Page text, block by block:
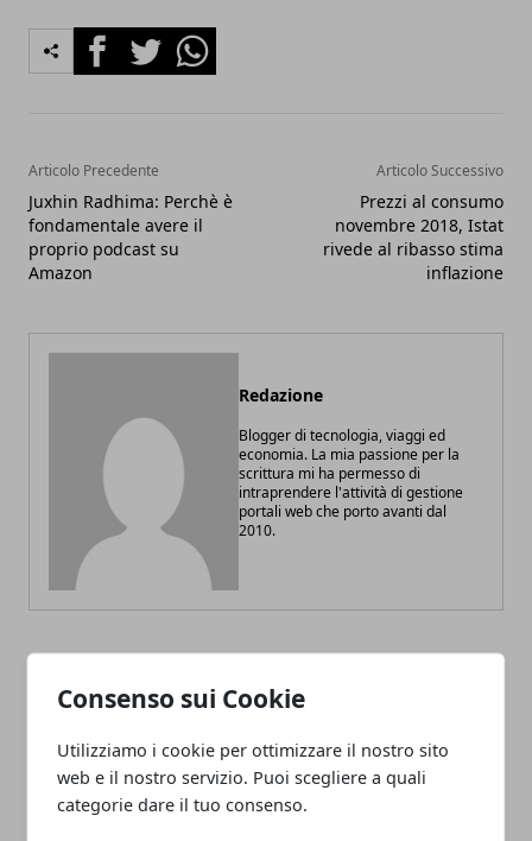
Consenso sui Cookie
Utilizziamo i cookie per ottimizzare il nostro sito
web e il nostro servizio. Puoi scegliere a quali
categorie dare il tuo consenso.
FacebookTwitterWhatsapp
Articolo Precedente
Juxhin Radhima: Perchè è
fondamentale avere il
proprio podcast su
Amazon
Articolo Successivo
Prezzi al consumo
novembre 2018, Istat
rivede al ribasso stima
inflazione
Redazione
Blogger di tecnologia, viaggi ed
economia. La mia passione per la
scrittura mi ha permesso di
intraprendere l'attività di gestione
portali web che porto avanti dal
2010.
ARTICOLI CORRELATI